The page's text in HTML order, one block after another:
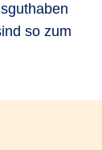
so zum